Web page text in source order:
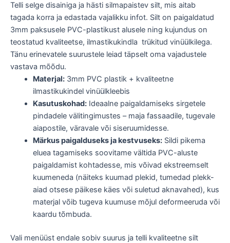
Telli selge disainiga ja hästi silmapaistev silt, mis aitab
tagada korra ja edastada vajalikku infot. Silt on paigaldatud
3mm paksusele PVC-plastikust alusele ning kujundus on
teostatud kvaliteetse, ilmastikukindla trükitud vinüülkilega.
Tänu erinevatele suurustele leiad täpselt oma vajadustele
vastava mõõdu.
Materjal:3mm PVC plastik + kvaliteetne
ilmastikukindel vinüülkleebis
Kasutuskohad:Ideaalne paigaldamiseks sirgetele
pindadele välitingimustes – maja fassaadile, tugevale
aiapostile, väravale või siseruumidesse.
Märkus paigalduseks ja kestvuseks:Sildi pikema
eluea tagamiseks soovitame vältida PVC-aluste
paigaldamist kohtadesse, mis võivad ekstreemselt
kuumeneda (näiteks kuumad plekid, tumedad plekk-
aiad otsese päikese käes või suletud aknavahed), kus
materjal võib tugeva kuumuse mõjul deformeeruda või
kaardu tõmbuda.
Vali menüüst endale sobiv suurus ja telli kvaliteetne silt